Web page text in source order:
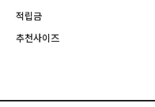
적립금
추천사이즈